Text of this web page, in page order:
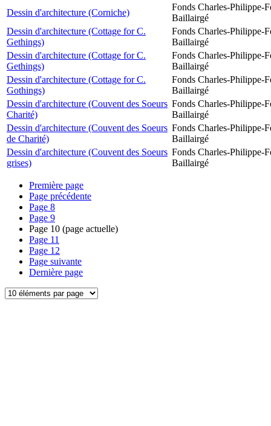
Dessin d'architecture (Corniche)
Fonds Charles-Philippe-
Baillairgé
Dessin d'architecture (Cottage for C.
Gethings)
Fonds Charles-Philippe-
Baillairgé
Dessin d'architecture (Cottage for C.
Gethings)
Fonds Charles-Philippe-
Baillairgé
Dessin d'architecture (Cottage for C.
Gothings)
Fonds Charles-Philippe-
Baillairgé
Dessin d'architecture (Couvent des Soeurs
Charité)
Fonds Charles-Philippe-
Baillairgé
Dessin d'architecture (Couvent des Soeurs
de Charité)
Fonds Charles-Philippe-
Baillairgé
Dessin d'architecture (Couvent des Soeurs
grises)
Fonds Charles-Philippe-
Baillairgé
Première page
Page précédente
Page 8
Page 9
Page 10 (page actuelle)
Page 11
Page 12
Page suivante
Dernière page